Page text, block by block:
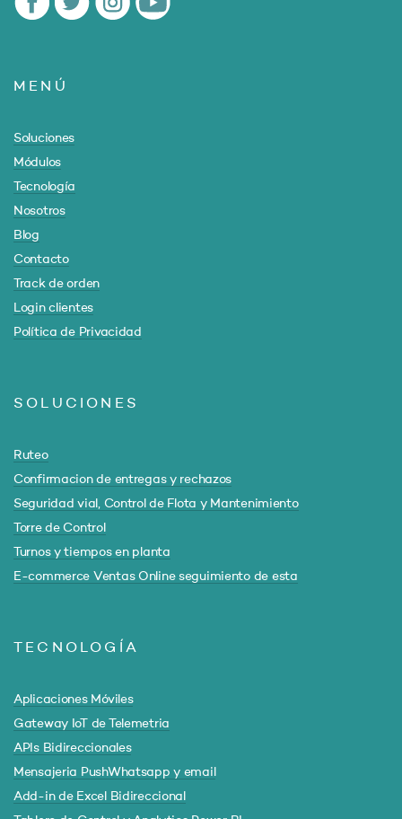
MENÚ
Soluciones
Módulos
Tecnología
Nosotros
Blog
Contacto
Track de orden
Login clientes
Política de Privacidad
SOLUCIONES
Ruteo
Confirmacion de entregas y rechazos
Seguridad vial, Control de Flota y Mantenimiento
Torre de Control
Turnos y tiempos en planta
E-commerce Ventas Online seguimiento de esta
TECNOLOGÍA
Aplicaciones Móviles
Gateway IoT de Telemetria
APIs Bidireccionales
Mensajeria PushWhatsapp y email
Add-in de Excel Bidireccional